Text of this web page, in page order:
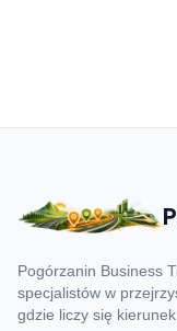
Pogórzanin Business
specjalistów w
gdzie liczy się